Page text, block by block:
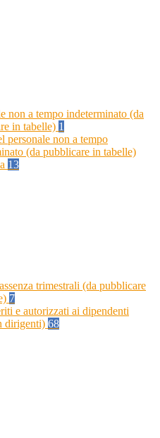
non a tempo indeterminato (da
in tabelle) 1
personale non a tempo
(da pubblicare in tabelle)
13
trimestrali (da pubblicare
7
e autorizzati ai dipendenti
dirigenti) 68